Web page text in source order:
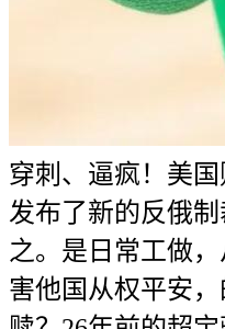
穿刺、逼疯！美
发布了新的反俄
之。是日常工做
害他国从权平安